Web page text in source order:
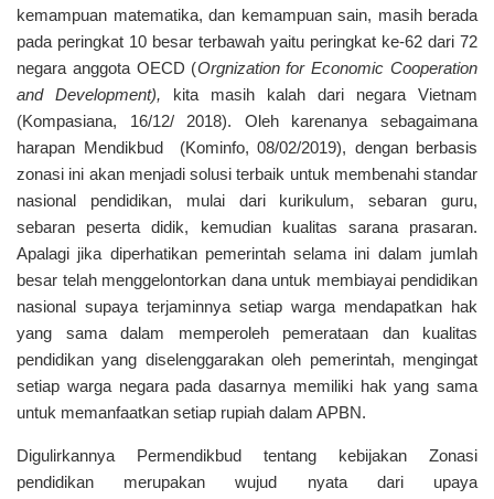
kemampuan matematika, dan kemampuan sain, masih berada
pada peringkat 10 besar terbawah yaitu peringkat ke-62 dari 72
negara anggota OECD (Orgnization for Economic Cooperation
and Development), kita masih kalah dari negara Vietnam
(Kompasiana, 16/12/ 2018). Oleh karenanya sebagaimana
harapan Mendikbud (Kominfo, 08/02/2019), dengan berbasis
zonasi ini akan menjadi solusi terbaik untuk membenahi standar
nasional pendidikan, mulai dari kurikulum, sebaran guru,
sebaran peserta didik, kemudian kualitas sarana prasaran.
Apalagi jika diperhatikan pemerintah selama ini dalam jumlah
besar telah menggelontorkan dana untuk membiayai pendidikan
nasional supaya terjaminnya setiap warga mendapatkan hak
yang sama dalam memperoleh pemerataan dan kualitas
pendidikan yang diselenggarakan oleh pemerintah, mengingat
setiap warga negara pada dasarnya memiliki hak yang sama
untuk memanfaatkan setiap rupiah dalam APBN.
Digulirkannya Permendikbud tentang kebijakan Zonasi
pendidikan merupakan wujud nyata dari upaya